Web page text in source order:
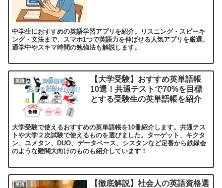
中学生におすすめの英語学習アプリを紹介。リスニング・スピーキ
ング・文法まで、スマホ1つで英語力を伸ばせる人気アプリを厳選。
通学中やスキマ時間の勉強法も解説します。
英語
【大学受験】おすすめ英単語帳
10選！共通テストで70%を目標
とする受験生の英単語帳を紹介
大学受験で使えるおすすめの英単語帳を10冊紹介します。共通テス
トや大学２次試験で使えるものを選びました。ターゲット、キクタ
ン、ユメタン、DUO、データベース、シスタンなど定番から鉄緑会
のような難関大向けのものも紹介しています！
英語
【徹底解説】社会人の英語資格選